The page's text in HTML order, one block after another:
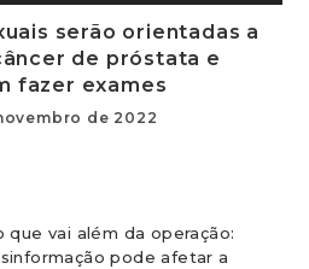
serão orientadas a
de próstata e
fazer exames
de 2022
que vai além da operação:
pode afetar a